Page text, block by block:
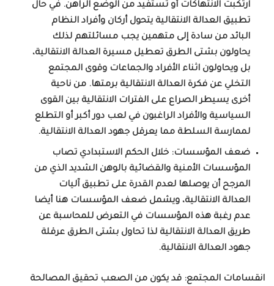
ارتكبت الانتهاكات أو تستفيد من الوضع الراهن. في حال
تطبيق العدالة الانتقالية يتحول أركان وأفراد النظام
البائد من سادة إلى متهمين يجب مسائلتهم لذلك
يحاولون بشتى الطرق تعطيل مسيرة العدالة الانتقالية،
بل ويحاولون اثناء الأفراد والجماعات وقوى المجتمع
التخلي عن فكرة العدالة الانتقالية برمتها. من ناحية
أخرى يسيطر الصراع على الفترات الانتقالية بين القوى
السياسية والأفراد الراغبون في لعب دور أكبر أو التطلع
لممارسة السلطة مما يعرقل جهود العدالة الانتقالية.
ضعف المؤسسات: خلال الحكم الاستبدادي تصاب
المؤسسات الأمنية والقضائية بالوهن الشديد الذي من
المرجح أن يوصلها لعدم القدرة على تطبيق آليات
العدالة الانتقالية، ويشمل ضعف المؤسسات هنا أيضا
عدم رغبة هذه المؤسسات في التعرض للمحاسبة عن
طريق العدالة الانتقالية لذا تحاول بشتى الطرق عرقلة
جهود العدالة الانتقالية.
انقسامات المجتمع: قد يكون من الصعب تحقيق المصالحة